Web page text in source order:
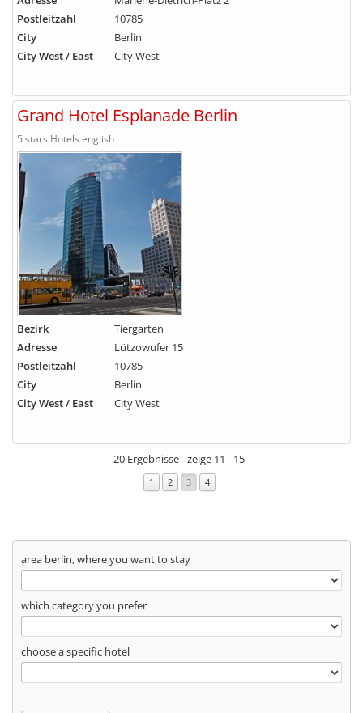
Postleitzahl
10785
City
Berlin
City West / East
City West
Grand Hotel Esplanade Berlin
5 stars Hotels english
Bezirk
Tiergarten
Adresse
Lützowufer 15
Postleitzahl
10785
City
Berlin
City West / East
City West
20 Ergebnisse - zeige 11 - 15
1 2 3 4
area berlin, where you want to stay
which category you prefer
choose a specific hotel